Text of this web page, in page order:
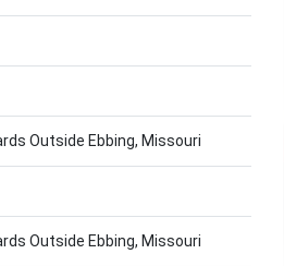
Outside Ebbing, Missouri
Outside Ebbing, Missouri